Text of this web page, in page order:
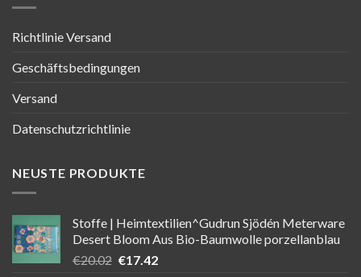
Richtlinie Versand
Geschäftsbedingungen
Versand
Datenschutzrichtlinie
NEUSTE PRODUKTE
Stoffe | Heimtextilien^Gudrun Sjödén Meterware
Desert Bloom Aus Bio-Baumwolle porzellanblau
€20.02 Ursprünglicher
€17.42Aktueller